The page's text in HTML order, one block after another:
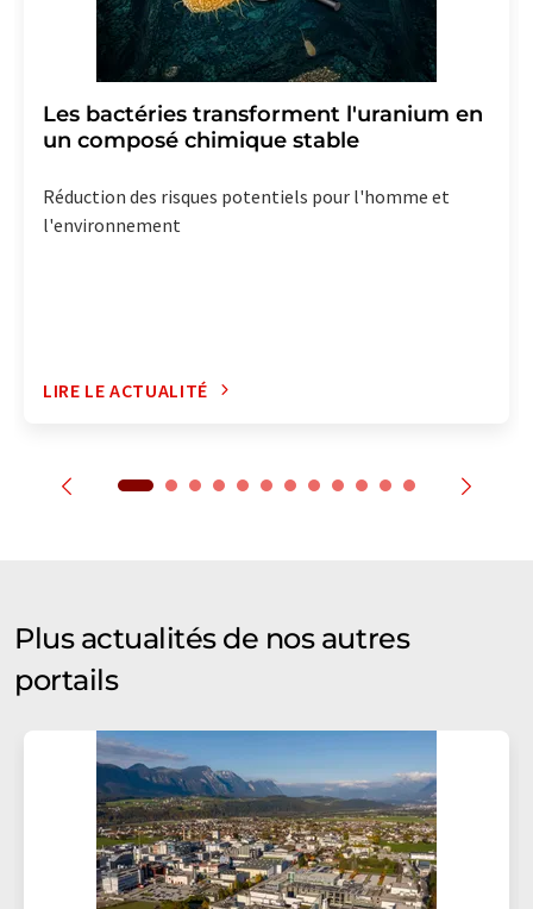
Les bactéries transforment l'uranium en
un composé chimique stable
Réduction des risques potentiels pour l'homme et
l'environnement
LIRE LE ACTUALITÉ
Plus actualités de nos autres
portails